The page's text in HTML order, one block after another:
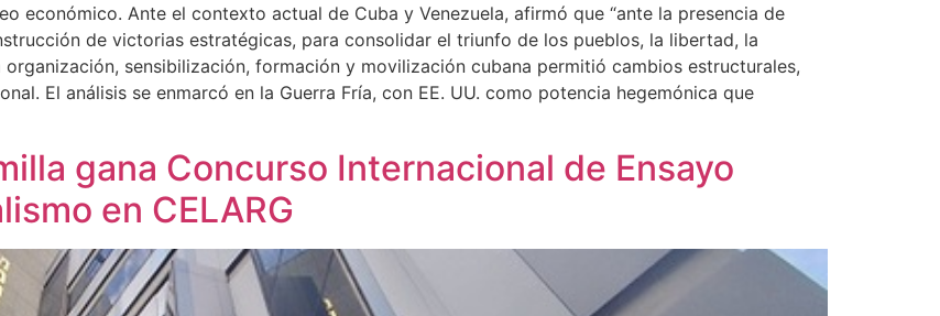
económico. Ante el contexto actual de Cuba y Venezuela, afirmó que “ante la presencia de
de victorias estratégicas, para consolidar el triunfo de los pueblos, la libertad, la
sensibilización, formación y movilización cubana permitió cambios estructurales,
El análisis se enmarcó en la Guerra Fría, con EE. UU. como potencia hegemónica que
gana Concurso Internacional de Ensayo
en CELARG